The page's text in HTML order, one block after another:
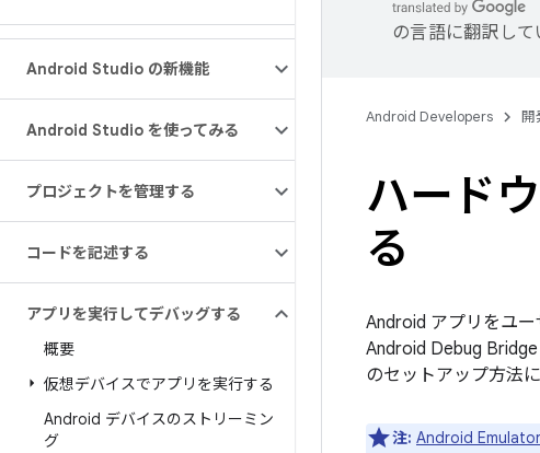
Android Studio の新機能
Android Studio を使ってみる
プロジェクトを管理する
コードを記述する
アプリを実行してデバッグする
概要
仮想デバイスでアプリを実行する
Android デバイスのストリーミン
グ
の言語に翻訳して
Android Developers 開
ハード
る
Android アプリをユ
Android Debug
のセットアップ方法
注: Android Emulator